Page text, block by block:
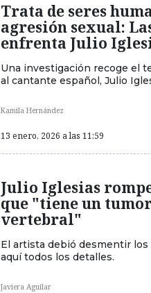
Trata de seres
agresión sexual:
enfrenta Julio
Una investigación recoge el
al cantante español, Julio
Kamila Hernández
13 enero, 2026 a las 11:59
Julio Iglesias
que "tiene un
vertebral"
El artista debió desmentir los
aquí todos los detalles.
Javiera Aguilar